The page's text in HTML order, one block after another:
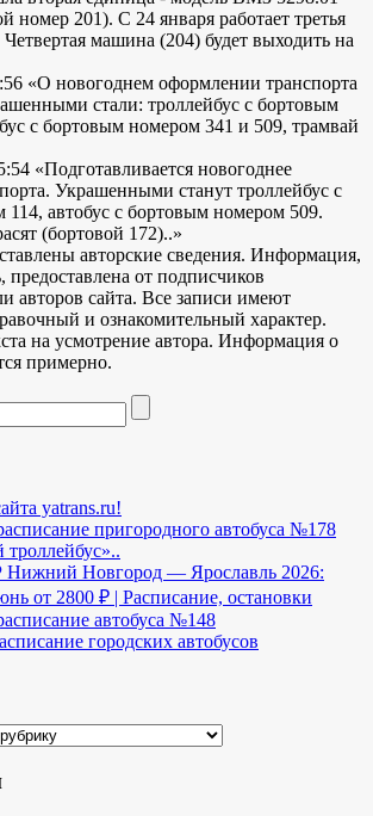
номер 201). С 24 января работает третья
машина (204) будет выходить на
«О новогоднем оформлении транспорта
стали: троллейбус с бортовым
с бортовым номером 341 и 509, трамвай
«Подготавливается новогоднее
Украшенными станут троллейбус с
автобус с бортовым номером 509.
(бортовой 172)..»
авторские сведения. Информация,
предоставлена от подписчиков
авторов сайта. Все записи имеют
и ознакомительный характер.
на усмотрение автора. Информация о
примерно.
yatrans.ru!
пригородного автобуса №178
Нижний Новгород — Ярославль 2026:
от 2800 ₽ | Расписание, остановки
автобуса №148
городских автобусов